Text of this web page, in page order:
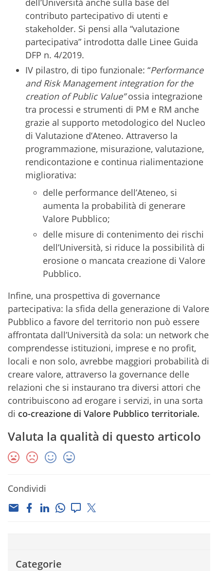
contributo partecipativo di utenti e
stakeholder. Si pensi alla “valutazione
partecipativa” introdotta dalle Linee Guida
DFP n. 4/2019.
IV pilastro, di tipo funzionale: “Performance
and Risk Management integration for the
creation of Public Value”ossia integrazione
tra processi e strumenti di PM e RM anche
grazie al supporto metodologico del Nucleo
di Valutazione d’Ateneo. Attraverso la
programmazione, misurazione, valutazione,
rendicontazione e continua rialimentazione
migliorativa:
delle performance dell’Ateneo, si
aumenta la probabilità di generare
Valore Pubblico;
delle misure di contenimento dei rischi
dell’Università, si riduce la possibilità di
erosione o mancata creazione di Valore
Pubblico.
Infine, una prospettiva di governance
partecipativa: la sfida della generazione di Valore
Pubblico a favore del territorio non può essere
affrontata dall’Università da sola: un network che
comprendesse istituzioni, imprese e no profit,
locali e non solo, avrebbe maggiori probabilità di
creare valore, attraverso la governance delle
relazioni che si instaurano tra diversi attori che
contribuiscono ad erogare i servizi, in una sorta
di co-creazione di Valore Pubblico territoriale.
Valuta la qualità di questo articolo
Condividi
Categorie